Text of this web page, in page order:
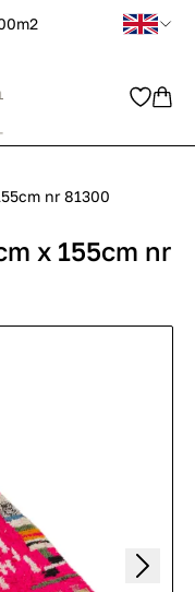
nr 81300
x 155cm nr